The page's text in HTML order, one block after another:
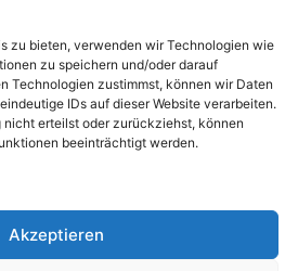
zu bieten, verwenden wir Technologien wie
zu speichern und/oder darauf
Technologien zustimmst, können wir Daten
IDs auf dieser Website verarbeiten.
nicht erteilst oder zurückziehst, können
beeinträchtigt werden.
Akzeptieren
abonnieren
Geschäftsstelle |